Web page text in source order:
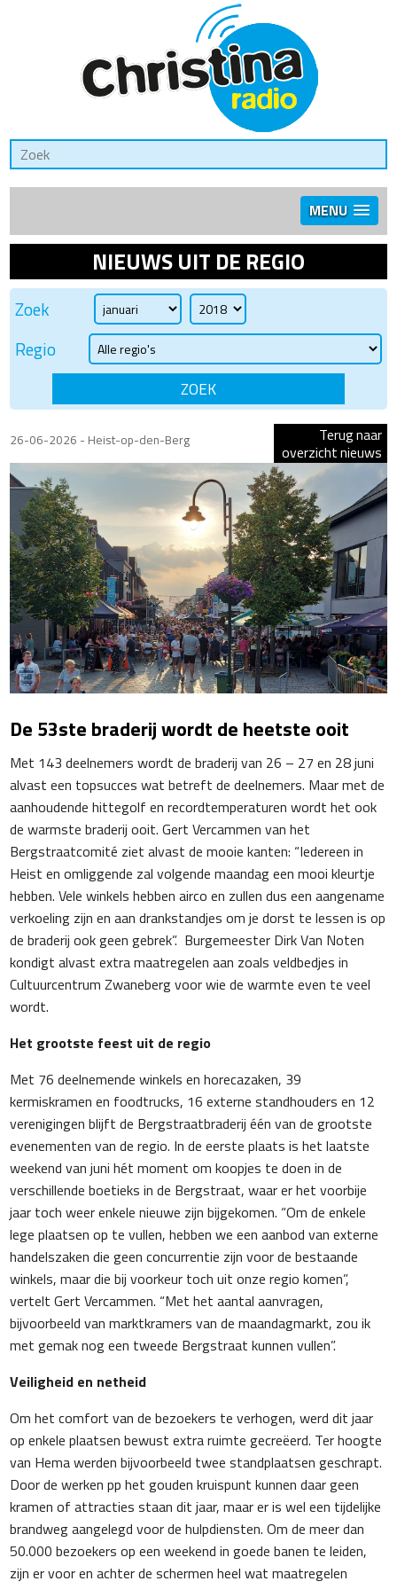
MENU
NIEUWS UIT DE REGIO
Zoek
Regio
26-06-2026 - Heist-op-den-Berg
Terug naar
overzicht nieuws
De 53ste braderij wordt de heetste ooit
Met 143 deelnemers wordt de braderij van 26 – 27 en 28 juni
alvast een topsucces wat betreft de deelnemers. Maar met de
aanhoudende hittegolf en recordtemperaturen wordt het ook
de warmste braderij ooit. Gert Vercammen van het
Bergstraatcomité ziet alvast de mooie kanten: “Iedereen in
Heist en omliggende zal volgende maandag een mooi kleurtje
hebben. Vele winkels hebben airco en zullen dus een aangename
verkoeling zijn en aan drankstandjes om je dorst te lessen is op
de braderij ook geen gebrek”. Burgemeester Dirk Van Noten
kondigt alvast extra maatregelen aan zoals veldbedjes in
Cultuurcentrum Zwaneberg voor wie de warmte even te veel
wordt.
Het grootste feest uit de regio
Met 76 deelnemende winkels en horecazaken, 39
kermiskramen en foodtrucks, 16 externe standhouders en 12
verenigingen blijft de Bergstraatbraderij één van de grootste
evenementen van de regio. In de eerste plaats is het laatste
weekend van juni hét moment om koopjes te doen in de
verschillende boetieks in de Bergstraat, waar er het voorbije
jaar toch weer enkele nieuwe zijn bijgekomen. “Om de enkele
lege plaatsen op te vullen, hebben we een aanbod van externe
handelszaken die geen concurrentie zijn voor de bestaande
winkels, maar die bij voorkeur toch uit onze regio komen”,
vertelt Gert Vercammen. “Met het aantal aanvragen,
bijvoorbeeld van marktkramers van de maandagmarkt, zou ik
met gemak nog een tweede Bergstraat kunnen vullen”.
Veiligheid en netheid
Om het comfort van de bezoekers te verhogen, werd dit jaar
op enkele plaatsen bewust extra ruimte gecreëerd. Ter hoogte
van Hema werden bijvoorbeeld twee standplaatsen geschrapt.
Door de werken pp het gouden kruispunt kunnen daar geen
kramen of attracties staan dit jaar, maar er is wel een tijdelijke
brandweg aangelegd voor de hulpdiensten. Om de meer dan
50.000 bezoekers op een weekend in goede banen te leiden,
zijn er voor en achter de schermen heel wat maatregelen